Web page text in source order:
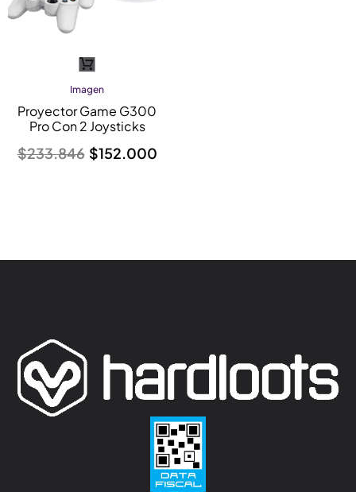
Imagen
Proyector Game G300
Pro Con 2 Joysticks
$233.846
El
precio
original
era:
$233.846.
$152.000
El
precio
actual
es:
$152.000.